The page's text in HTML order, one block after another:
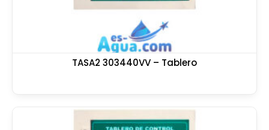
TASA2 303440VV – Tablero